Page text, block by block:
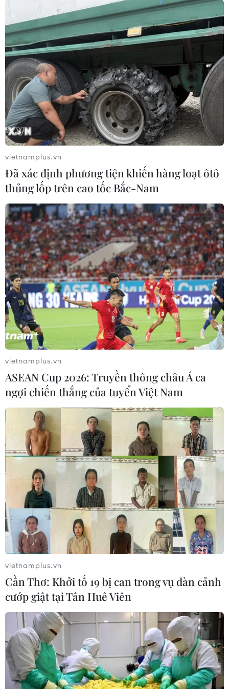
vietnamplus.vn
Đã xác định phương tiện khiến hàng loạt ôtô
thủng lốp trên cao tốc Bắc-Nam
vietnamplus.vn
ASEAN Cup 2026: Truyền thông châu Á ca
ngợi chiến thắng của tuyển Việt Nam
vietnamplus.vn
Cần Thơ: Khởi tố 19 bị can trong vụ dàn cảnh
cướp giật tại Tân Huê Viên